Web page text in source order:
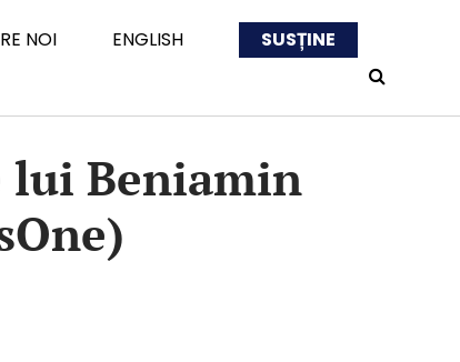
NOI ENGLISH SUSȚINE
lui Beniamin